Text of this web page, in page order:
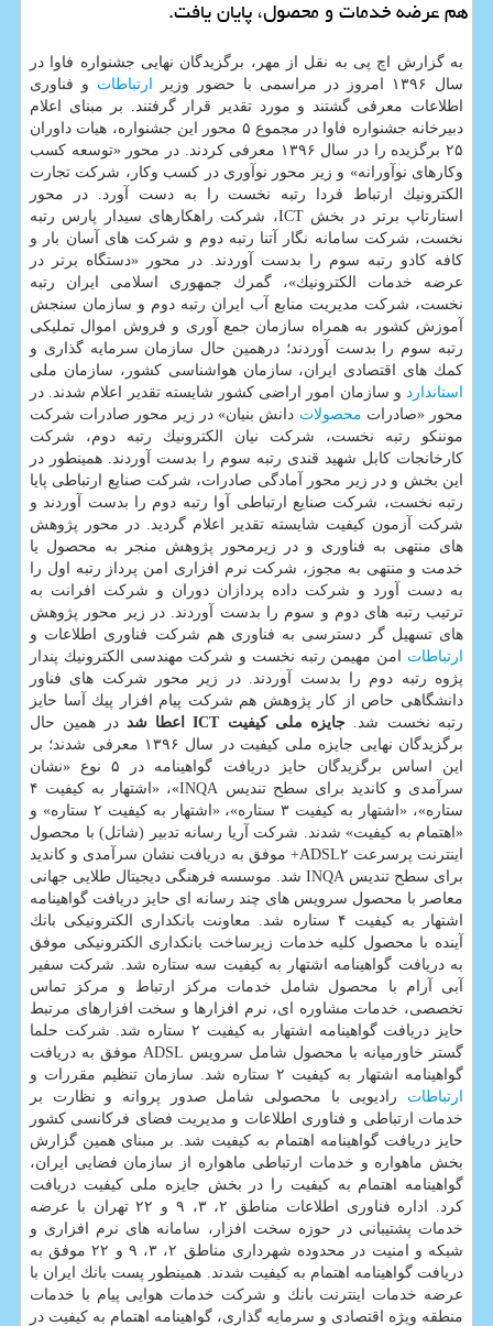
هم عرضه خدمات و محصول، پایان یافت.
به گزارش اچ پی به نقل از مهر، برگزیدگان نهایی جشنواره فاوا در
سال ۱۳۹۶ امروز در مراسمی با حضور وزیر
ارتباطات و فناوری
اطلاعات معرفی گشتند و مورد تقدیر قرار گرفتند. بر مبنای اعلام
دبیرخانه جشنواره فاوا در مجموع ۵ محور این جشنواره، هیات داوران
۲۵ برگزیده را در سال ۱۳۹۶ معرفی كردند. در محور «توسعه كسب
وكارهای نوآورانه» و زیر محور نوآوری در كسب وكار، شركت تجارت
الكترونیك ارتباط فردا رتبه نخست را به دست آورد. در محور
استارتاپ برتر در بخش ICT، شركت راهكارهای سیدار پارس رتبه
نخست، شركت سامانه نگار آتنا رتبه دوم و شركت های آسان بار و
كافه كادو رتبه سوم را بدست آوردند. در محور «دستگاه برتر در
عرضه خدمات الكترونیك»، گمرك جمهوری اسلامی ایران رتبه
نخست، شركت مدیریت منابع آب ایران رتبه دوم و سازمان سنجش
آموزش كشور به همراه سازمان جمع آوری و فروش اموال تملیكی
رتبه سوم را بدست آوردند؛ درهمین حال سازمان سرمایه گذاری و
كمك های اقتصادی ایران، سازمان هواشناسی كشور، سازمان ملی
استاندارد و سازمان امور اراضی كشور شایسته تقدیر اعلام شدند. در
محور «صادرات محصولات دانش بنیان» در زیر محور صادرات شركت
موننكو رتبه نخست، شركت نیان الكترونیك رتبه دوم، شركت
كارخانجات كابل شهید قندی رتبه سوم را بدست آوردند. همینطور در
این بخش و در زیر محور آمادگی صادرات، شركت صنایع ارتباطی پایا
رتبه نخست، شركت صنایع ارتباطی آوا رتبه دوم را بدست آوردند و
شركت آزمون كیفیت شایسته تقدیر اعلام گردید. در محور پژوهش
های منتهی به فناوری و در زیرمحور پژوهش منجر به محصول یا
خدمت و منتهی به مجوز، شركت نرم افزاری امن پرداز رتبه اول را
به دست آورد و شركت داده پردازان دوران و شركت افرانت به
ترتیب رتبه های دوم و سوم را بدست آوردند. در زیر محور پژوهش
های تسهیل گر دسترسی به فناوری هم شركت فناوری اطلاعات و
ارتباطات امن مهیمن رتبه نخست و شركت مهندسی الكترونیك پندار
پژوه رتبه دوم را بدست آوردند. در زیر محور شركت های فناور
دانشگاهی حاص از كار پژوهش هم شركت پیام افزار پیك آسا حایز
رتبه نخست شد. جایزه ملی كیفیت ICT اعطا شد
در همین حال
برگزیدگان نهایی جایزه ملی كیفیت در سال ۱۳۹۶ معرفی شدند؛ بر
این اساس برگزیدگان حایز دریافت گواهینامه در ۵ نوع «نشان
سرآمدی و كاندید برای سطح تندیس INQA»، «اشتهار به كیفیت ۴
ستاره»، «اشتهار به كیفیت ۳ ستاره»، «اشتهار به كیفیت ۲ ستاره» و
«اهتمام به كیفیت» شدند. شركت آریا رسانه تدبیر (شاتل) با محصول
اینترنت پرسرعت ADSL۲+ موفق به دریافت نشان سرآمدی و كاندید
برای سطح تندیس INQA شد. موسسه فرهنگی دیجیتال طلایی جهانی
معاصر با محصول سرویس های چند رسانه ای حایز دریافت گواهینامه
اشتهار به كیفیت ۴ ستاره شد. معاونت بانكداری الكترونیكی بانك
آینده با محصول كلیه خدمات زیرساخت بانكداری الكترونیكی موفق
به دریافت گواهینامه اشتهار به كیفیت سه ستاره شد. شركت سفیر
آبی آرام با محصول شامل خدمات مركز ارتباط و مركز تماس
تخصصی، خدمات مشاوره ای، نرم افزارها و سخت افزارهای مرتبط
حایز دریافت گواهینامه اشتهار به كیفیت ۲ ستاره شد. شركت حلما
گستر خاورمیانه با محصول شامل سرویس ADSL موفق به دریافت
گواهینامه اشتهار به كیفیت ۲ ستاره شد. سازمان تنظیم مقررات و
ارتباطات رادیویی با محصولی شامل صدور پروانه و نظارت بر
خدمات ارتباطی و فناوری اطلاعات و مدیریت فضای فركانسی كشور
حایز دریافت گواهینامه اهتمام به كیفیت شد. بر مبنای همین گزارش
بخش ماهواره و خدمات ارتباطی ماهواره از سازمان فضایی ایران،
گواهینامه اهتمام به كیفیت را در بخش جایزه ملی كیفیت دریافت
كرد. اداره فناوری اطلاعات مناطق ۲، ۳، ۹ و ۲۲ تهران با عرضه
خدمات پشتیبانی در حوزه سخت افزار، سامانه های نرم افزاری و
شبكه و امنیت در محدوده شهرداری مناطق ۲، ۳، ۹ و ۲۲ موفق به
دریافت گواهینامه اهتمام به كیفیت شدند. همینطور پست بانك ایران با
عرضه خدمات اینترنت بانك و شركت خدمات هوایی پیام با خدمات
منطقه ویژه اقتصادی و سرمایه گذاری، گواهینامه اهتمام به كیفیت در